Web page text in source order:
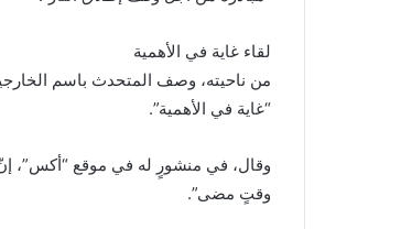
لقاء غاية في الأهمية
من ناحيته، وصف المتحدث باسم الخارجية
“غاية في الأهمية”.
وقال، في منشورٍ له في موقع “أكس”،
وقتٍ مضى”.